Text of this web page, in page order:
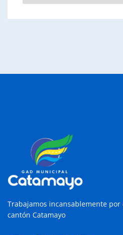
Trabajamos incansablemente
cantón Catamayo